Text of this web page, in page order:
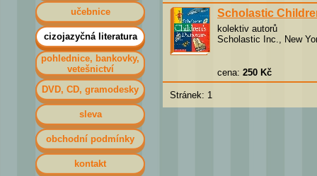
Scholastic
kolektiv autorů
Scholastic Inc., New
cena: 250 Kč
Stránek: 1
učebnice
cizojazyčná literatura
pohlednice, bankovky,
vetešnictví
DVD, CD, gramodesky
sleva
obchodní podmínky
kontakt